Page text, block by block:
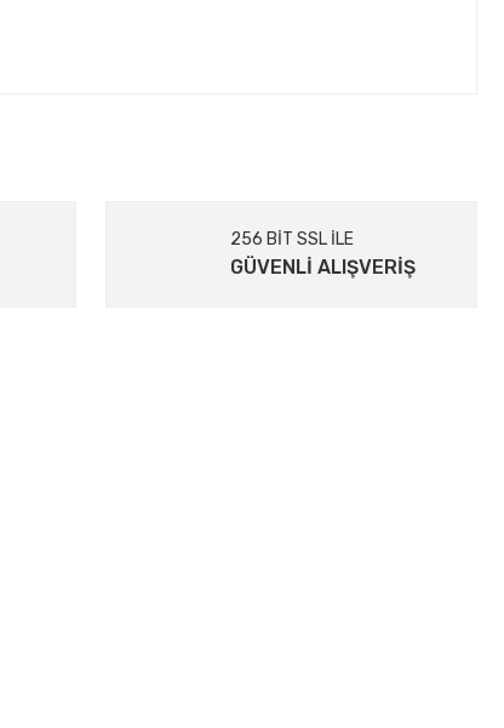
256 BİT SSL İLE
GÜVENLİ ALIŞVERİŞ